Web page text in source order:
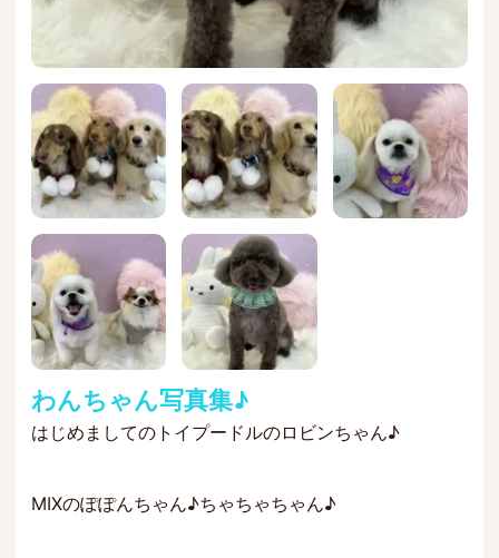
わんちゃん写真集♪
はじめましてのトイプードルのロビンちゃん♪
MIXのぽぽんちゃん♪ちゃちゃちゃん♪